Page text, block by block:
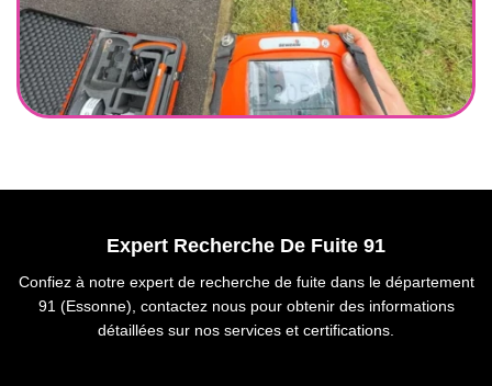
Expert Recherche De Fuite 91
Confiez à notre expert de recherche de fuite dans le département
91 (Essonne), contactez nous pour obtenir des informations
détaillées sur nos services et certifications.